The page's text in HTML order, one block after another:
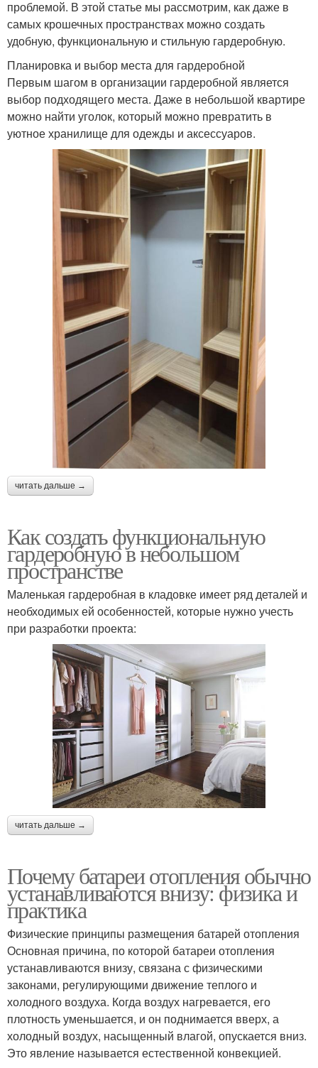
проблемой. В этой статье мы рассмотрим, как даже в
самых крошечных пространствах можно создать
удобную, функциональную и стильную гардеробную.
Планировка и выбор места для гардеробной
Первым шагом в организации гардеробной является
выбор подходящего места. Даже в небольшой квартире
можно найти уголок, который можно превратить в
уютное хранилище для одежды и аксессуаров.
читать дальше →
Как создать функциональную
гардеробную в небольшом
пространстве
Маленькая гардеробная в кладовке имеет ряд деталей и
необходимых ей особенностей, которые нужно учесть
при разработки проекта:
читать дальше →
Почему батареи отопления обычно
устанавливаются внизу: физика и
практика
Физические принципы размещения батарей отопления
Основная причина, по которой батареи отопления
устанавливаются внизу, связана с физическими
законами, регулирующими движение теплого и
холодного воздуха. Когда воздух нагревается, его
плотность уменьшается, и он поднимается вверх, а
холодный воздух, насыщенный влагой, опускается вниз.
Это явление называется естественной конвекцией.